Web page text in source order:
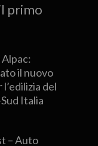
primo
il nuovo
del
Italia
– Auto